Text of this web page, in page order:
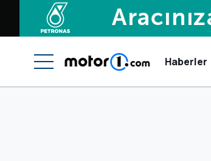
Haberler